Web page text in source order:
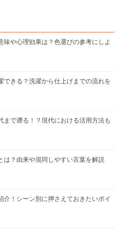
味や心理効果は？色選びの参考にしよ
できる？洗濯から仕上げまでの流れを
まで遡る！？現代における活用方法も
は？由来や混同しやすい言葉を解説
介！シーン別に押さえておきたいポイ